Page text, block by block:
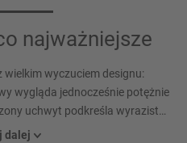
najważniejsze
wielkim wyczuciem designu:
wygląda jednocześnie potężnie
uchwyt podkreśla wyrazisty
umywalkę o pięknym
dalej